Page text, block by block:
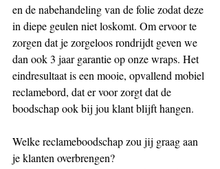
en de nabehandeling van de folie zodat deze
in diepe geulen niet loskomt. Om ervoor te
zorgen dat je zorgeloos rondrijdt geven we
dan ook 3 jaar garantie op onze wraps. Het
eindresultaat is een mooie, opvallend mobiel
reclamebord, dat er voor zorgt dat de
boodschap ook bij jou klant blijft hangen.
Welke reclameboodschap zou jij graag aan
je klanten overbrengen?